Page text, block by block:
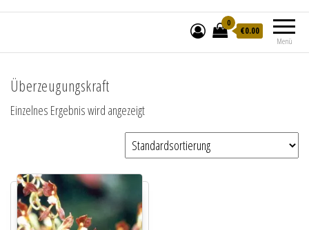
Menü
0
€0.00
Überzeugungskraft
Einzelnes Ergebnis wird angezeigt